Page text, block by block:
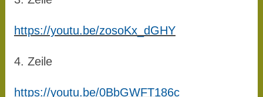
https://youtu.be/zosoKx_dGHY
4. Zeile
https://youtu.be/0BbGWFT186c